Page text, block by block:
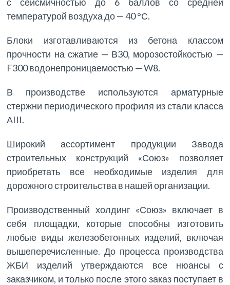
температурой воздуха до — 40 °С.
Блоки изготавливаются из бетона классом
прочности на сжатие — В30, морозостойкостью —
F300 водонепроницаемостью — W8.
В производстве используются арматурные
стержни периодического профиля из стали класса
АIII.
Широкий ассортимент продукции Завода
строительных конструкций «Союз» позволяет
приобретать все необходимые изделия для
дорожного строительства в нашей организации.
Производственный холдинг «Союз» включает в
себя площадки, которые способны изготовить
любые виды железобетонных изделий, включая
вышеперечисленные. До процесса производства
ЖБИ изделий утверждаются все нюансы с
заказчиком, и только после этого заказ поступает в